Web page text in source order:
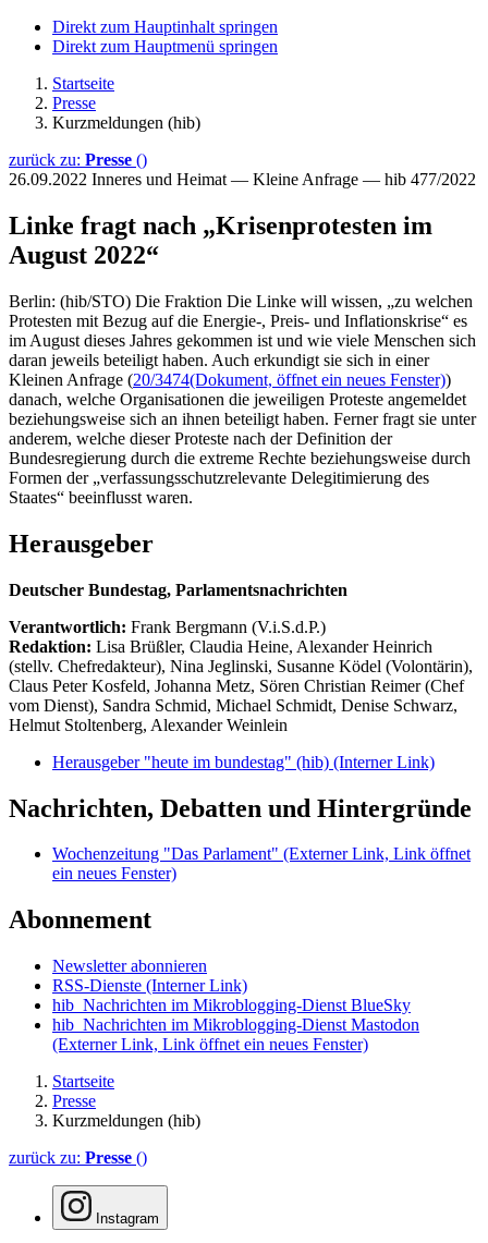
Direkt zum Hauptinhalt springen
Direkt zum Hauptmenü springen
Startseite
Presse
Kurzmeldungen (hib)
zurück zu: Presse ()
26.09.2022 Inneres und Heimat — Kleine Anfrage — hib 477/2022
Linke fragt nach „Krisenprotesten im
August 2022“
Berlin: (hib/STO) Die Fraktion Die Linke will wissen, „zu welchen
Protesten mit Bezug auf die Energie-, Preis- und Inflationskrise“ es
im August dieses Jahres gekommen ist und wie viele Menschen sich
daran jeweils beteiligt haben. Auch erkundigt sie sich in einer
Kleinen Anfrage (20/3474(Dokument, öffnet ein neues Fenster))
danach, welche Organisationen die jeweiligen Proteste angemeldet
beziehungsweise sich an ihnen beteiligt haben. Ferner fragt sie unter
anderem, welche dieser Proteste nach der Definition der
Bundesregierung durch die extreme Rechte beziehungsweise durch
Formen der „verfassungsschutzrelevante Delegitimierung des
Staates“ beeinflusst waren.
Herausgeber
Deutscher Bundestag, Parlamentsnachrichten
Verantwortlich: Frank Bergmann (V.i.S.d.P.)
Redaktion: Lisa Brüßler, Claudia Heine, Alexander Heinrich
(stellv. Chefredakteur), Nina Jeglinski, Susanne Ködel (Volontärin),
Claus Peter Kosfeld, Johanna Metz, Sören Christian Reimer (Chef
vom Dienst), Sandra Schmid, Michael Schmidt, Denise Schwarz,
Helmut Stoltenberg, Alexander Weinlein
Herausgeber "heute im bundestag" (hib) (Interner Link)
Nachrichten, Debatten und Hintergründe
Wochenzeitung "Das Parlament" (Externer Link, Link öffnet
ein neues Fenster)
Abonnement
Newsletter abonnieren
RSS-Dienste (Interner Link)
hib_Nachrichten im Mikroblogging-Dienst BlueSky
hib_Nachrichten im Mikroblogging-Dienst Mastodon
(Externer Link, Link öffnet ein neues Fenster)
Startseite
Presse
Kurzmeldungen (hib)
zurück zu: Presse ()
Instagram